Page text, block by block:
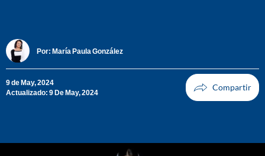
Por: María Paula González
9 de May, 2024
Actualizado: 9 De May, 2024